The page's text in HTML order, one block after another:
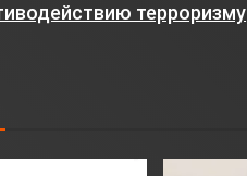
терроризму